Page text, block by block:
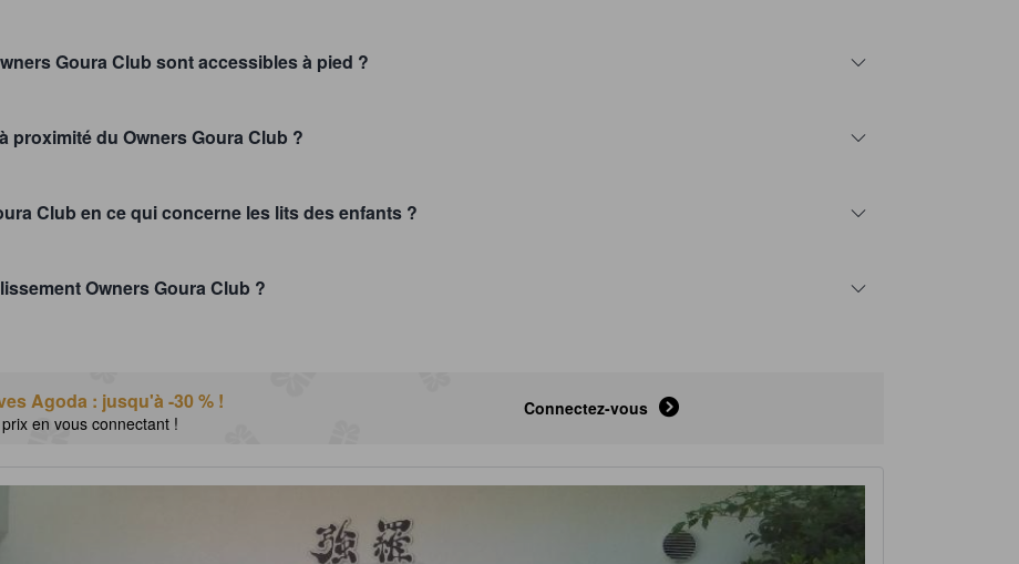
Goura Club sont accessibles à pied ?
proximité du Owners Goura Club ?
Club en ce qui concerne les lits des enfants ?
Owners Goura Club ?
Agoda : jusqu'à -30 % !
en vous connectant !
Connectez-vous